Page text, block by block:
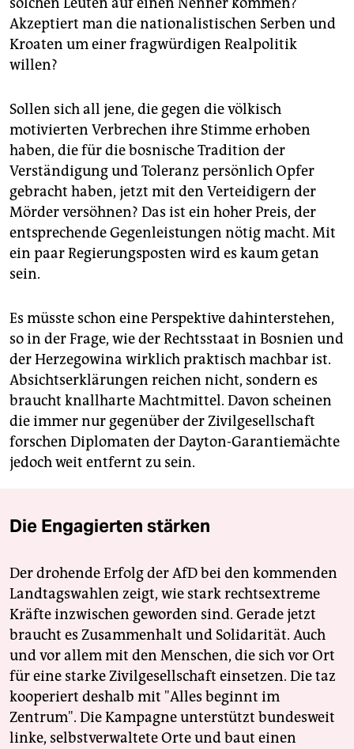
Akzeptiert man die nationalistischen Serben und
Kroaten um einer fragwürdigen Realpolitik
willen?
Sollen sich all jene, die gegen die völkisch
motivierten Verbrechen ihre Stimme erhoben
haben, die für die bosnische Tradition der
Verständigung und Toleranz persönlich Opfer
gebracht haben, jetzt mit den Verteidigern der
Mörder versöhnen? Das ist ein hoher Preis, der
entsprechende Gegenleistungen nötig macht. Mit
ein paar Regierungsposten wird es kaum getan
sein.
Es müsste schon eine Perspektive dahinterstehen,
so in der Frage, wie der Rechtsstaat in Bosnien und
der Herzegowina wirklich praktisch machbar ist.
Absichtserklärungen reichen nicht, sondern es
braucht knallharte Machtmittel. Davon scheinen
die immer nur gegenüber der Zivilgesellschaft
forschen Diplomaten der Dayton-Garantiemächte
jedoch weit entfernt zu sein.
Die Engagierten stärken
Der drohende Erfolg der AfD bei den kommenden
Landtagswahlen zeigt, wie stark rechtsextreme
Kräfte inzwischen geworden sind. Gerade jetzt
braucht es Zusammenhalt und Solidarität. Auch
und vor allem mit den Menschen, die sich vor Ort
für eine starke Zivilgesellschaft einsetzen. Die taz
kooperiert deshalb mit "Alles beginnt im
Zentrum". Die Kampagne unterstützt bundesweit
linke, selbstverwaltete Orte und baut einen